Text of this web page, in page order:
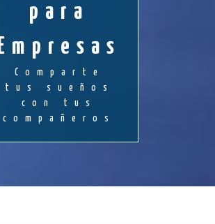
para
Empresas
Comparte
tus sueños
con tus
compañeros